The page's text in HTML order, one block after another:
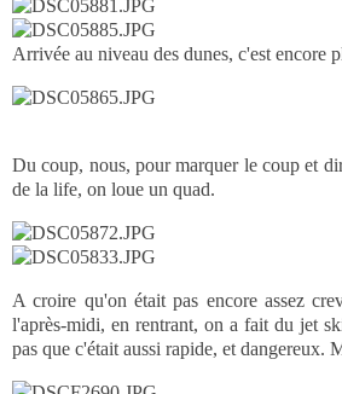
Arrivée au niveau des dunes, c'est encore
Du coup, nous, pour marquer le coup et
de la life, on loue un quad.
A croire qu'on était pas encore assez
l'après-midi, en rentrant, on a fait du jet
pas que c'était aussi rapide, et dangereux.